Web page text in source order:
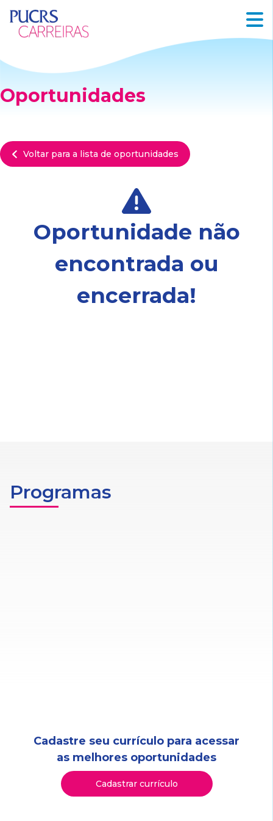
Oportunidades
Voltar para a lista de oportunidades
Oportunidade não
encontrada ou
encerrada!
Programas
Cadastre seu currículo para acessar
as melhores oportunidades
Cadastrar currículo